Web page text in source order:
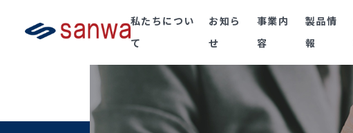
私たちについ
て
お知ら
せ
事業内
容
製品情
報